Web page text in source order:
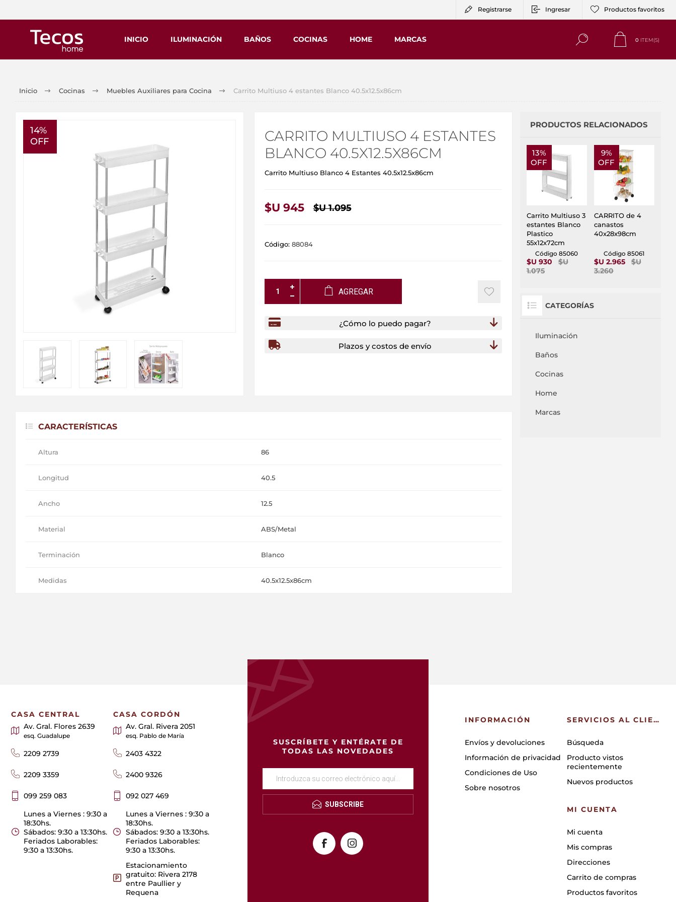
Registrarse Ingresar Productos favoritos
INICIO ILUMINACIÓN BAÑOS COCINAS HOME MARCAS 0 ITEM(S)
Inicio Cocinas Muebles Auxiliares para Cocina Carrito Multiuso 4 estantes Blanco 40.5x12.5x86cm
14%
OFF
CARRITO MULTIUSO 4 ESTANTES
BLANCO 40.5X12.5X86CM
Carrito Multiuso Blanco 4 Estantes 40.5x12.5x86cm
$U 945 $U 1.095
Código: 88084
AGREGAR
¿Cómo lo puedo pagar?
Plazos y costos de envío
CARACTERÍSTICAS
Altura 86
Longitud 40.5
Ancho 12.5
Material ABS/Metal
Terminación Blanco
Medidas 40.5x12.5x86cm
PRODUCTOS RELACIONADOS
13%
OFF
Carrito Multiuso 3
estantes Blanco
Plastico
55x12x72cm
Código 85060
$U 930
$U
1.075
9%
OFF
CARRITO de 4
canastos
40x28x98cm
Código 85061
$U 2.965
$U
3.260
CATEGORÍAS
Iluminación
Baños
Cocinas
Home
Marcas
SUSCRÍBETE Y ENTÉRATE DE
TODAS LAS NOVEDADES
SUBSCRIBE
CASA CENTRAL
Av. Gral. Flores 2639
esq. Guadalupe
2209 2739
2209 3359
099 259 083
Lunes a Viernes : 9:30 a
18:30hs.
Sábados: 9:30 a 13:30hs.
Feriados Laborables:
9:30 a 13:30hs.
CASA CORDÓN
Av. Gral. Rivera 2051
esq. Pablo de María
2403 4322
2400 9326
092 027 469
Lunes a Viernes : 9:30 a
18:30hs.
Sábados: 9:30 a 13:30hs.
Feriados Laborables:
9:30 a 13:30hs.
Estacionamiento
gratuito: Rivera 2178
entre Paullier y
Requena
INFORMACIÓN
Envíos y devoluciones
Información de privacidad
Condiciones de Uso
Sobre nosotros
SERVICIOS AL CLIENTE
Búsqueda
Producto vistos
recientemente
Nuevos productos
MI CUENTA
Mi cuenta
Mis compras
Direcciones
Carrito de compras
Productos favoritos